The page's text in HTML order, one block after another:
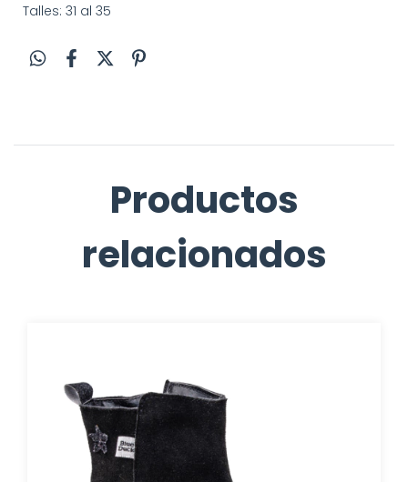
Talles: 31 al 35
Productos
relacionados